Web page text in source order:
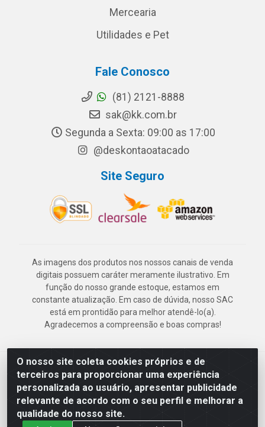
O nosso site coleta cookies próprios e de
terceiros para proporcionar uma experiência
personalizada ao usuário, apresentar publicidade
relevante de acordo com o seu perfil e melhorar a
qualidade do nosso site.
Mercearia
Utilidades e Pet
Fale Conosco
(81) 2121-8888
sak@kk.com.br
Segunda a Sexta: 09:00 as 17:00
@deskontaoatacado
Site Seguro
As imagens dos produtos nos nossos canais de venda
digitais possuem caráter meramente ilustrativo. Em
função do nosso grande estoque, estamos em
constante atualização. Em caso de dúvida, nosso SAC
está em prontidão para melhor atendê-lo(a).
Agradecemos a compreensão e boas compras!
Deskontão Atacado - Av. Marechal Mascarenhas de Morais, 2471 -
Imbiribeira - Recife/PE - CEP 51.150-001 - CNPJ 24.150.377/0003-
57